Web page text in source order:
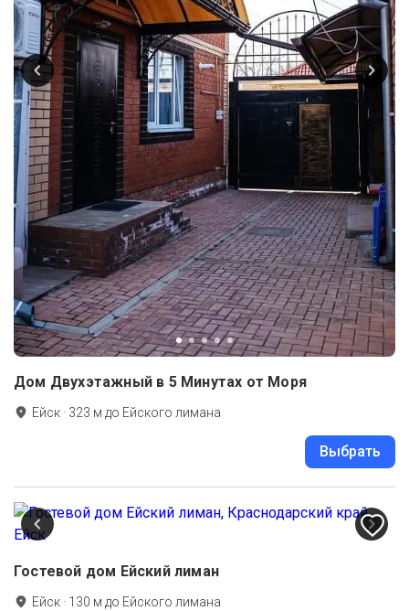
Дом Двухэтажный в 5 Минутах от Моря
Ейск · 323 м до Ейского лимана
Выбрать
Гостевой дом Ейский лиман
Ейск · 130 м до Ейского лимана